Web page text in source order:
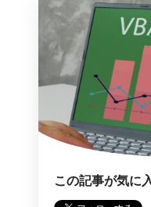
この記事が気に